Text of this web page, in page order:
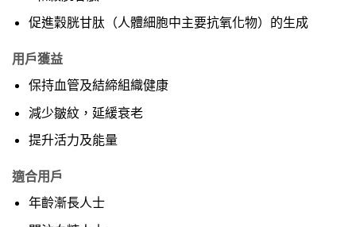
促進穀胱甘肽（人體細胞中主要抗氧化物）的生成
用戶獲益
保持血管及結締組織健康
減少皺紋，延緩衰老
提升活力及能量
適合用戶
年齡漸長人士